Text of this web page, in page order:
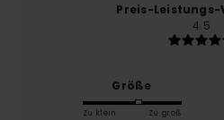
Preis-
4.5
Größe
Zu klein Zu groß